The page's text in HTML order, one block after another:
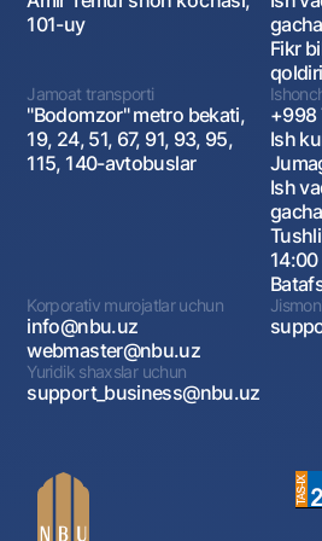
101-uy
gacha
Fikr
Jamoat transporti
"Bodomzor" metro bekati,
19, 24, 51, 67, 91, 93, 95,
115, 140-avtobuslar
+998
Ish
Ish
gacha
Korporativ murojatlar uchun
info@nbu.uz
webmaster@nbu.uz
Yuridik shaxslar uchun
support_business@nbu.uz